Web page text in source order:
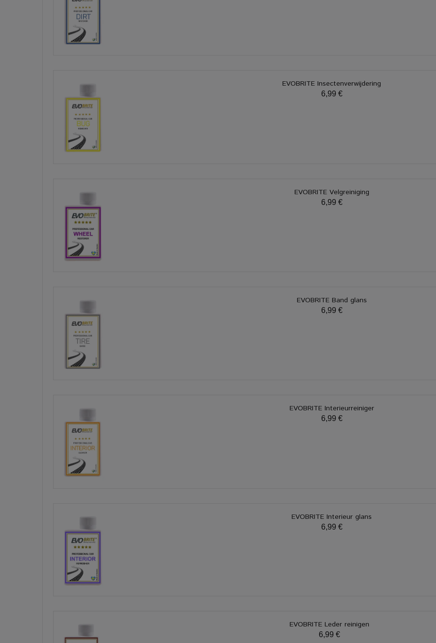
EVOBRITE Insectenverwijdering
6,99 €
EVOBRITE Velgreiniging
6,99 €
EVOBRITE Band glans
6,99 €
EVOBRITE Interieurreiniger
6,99 €
EVOBRITE Interieur glans
6,99 €
EVOBRITE Leder reinigen
6,99 €